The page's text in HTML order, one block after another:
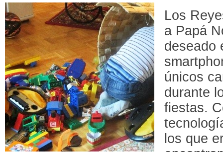
Los
a Papá
deseado
únicos
durante
fiestas.
los que